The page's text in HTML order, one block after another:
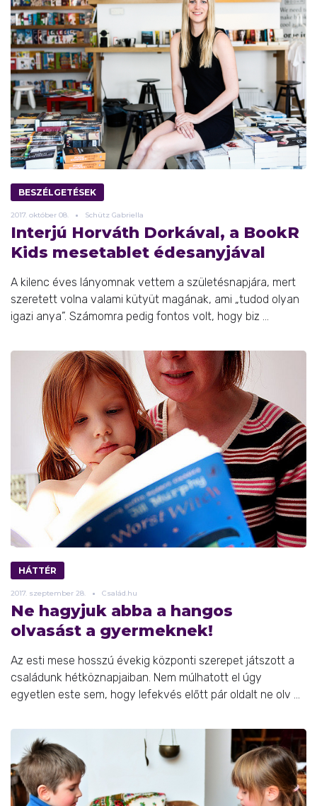
BESZÉLGETÉSEK
2017. október 08. Schütz Gabriella
Interjú Horváth Dorkával, a BookR
Kids mesetablet édesanyjával
A kilenc éves lányomnak vettem a születésnapjára, mert
szeretett volna valami kütyüt magának, ami „tudod olyan
igazi anya”. Számomra pedig fontos volt, hogy biz ...
HÁTTÉR
2017. szeptember 28. Család.hu
Ne hagyjuk abba a hangos
olvasást a gyermeknek!
Az esti mese hosszú évekig központi szerepet játszott a
családunk hétköznapjaiban. Nem múlhatott el úgy
egyetlen este sem, hogy lefekvés előtt pár oldalt ne olv ...